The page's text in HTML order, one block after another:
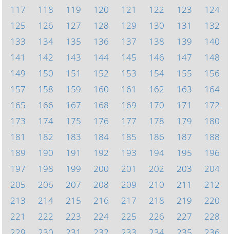
117
118 119 120 121 122 123
124
125
126 127 128 129 130 131
132
133
134 135 136 137 138 139
140
141
142 143 144 145 146 147
148
149
150 151 152 153 154 155
156
157
158 159 160 161 162 163
164
165
166 167 168 169 170 171
172
173
174 175 176 177 178 179
180
181
182 183 184 185 186 187
188
189
190 191 192 193 194 195
196
197
198 199 200 201 202 203
204
205
206 207 208 209 210 211
212
213
214 215 216 217 218 219
220
221
222 223 224 225 226 227
228